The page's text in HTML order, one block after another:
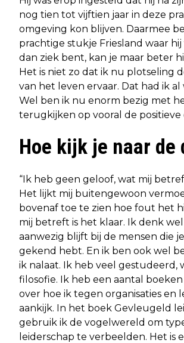
nog tien tot vijftien jaar in deze
omgeving kon blijven. Daarmee
prachtige stukje Friesland waar hij
dan ziek bent, kan je maar beter
Het is niet zo dat ik nu plotseling
van het leven ervaar. Dat had ik al
Wel ben ik nu enorm bezig met
terugkijken op vooral de positieve
Hoe kijk je naar de
“Ik heb geen geloof, wat mij
Het lijkt mij buitengewoon
bovenaf toe te zien hoe fout het
mij betreft is het klaar. Ik denk
aanwezig blijft bij de mensen die
gekend hebt. En ik ben ook wel
ik nalaat. Ik heb veel gestudeerd,
filosofie. Ik heb een aantal
over hoe ik tegen organisaties en
aankijk. In het boek Gevleugeld
gebruik ik de vogelwereld om
leiderschap te verbeelden. Het is